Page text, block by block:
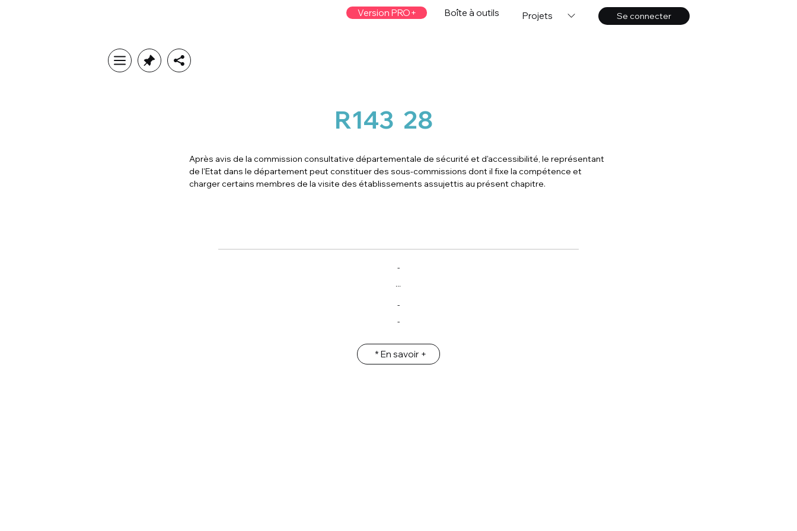
Version PRO+ Boîte à outils Projets Se connecter
R143 28
Après avis de la commission consultative départementale de sécurité et d'accessibilité, le représentant
de l'Etat dans le département peut constituer des sous-commissions dont il fixe la compétence et
charger certains membres de la visite des établissements assujettis au présent chapitre.
-
...
-
-
* En savoir +